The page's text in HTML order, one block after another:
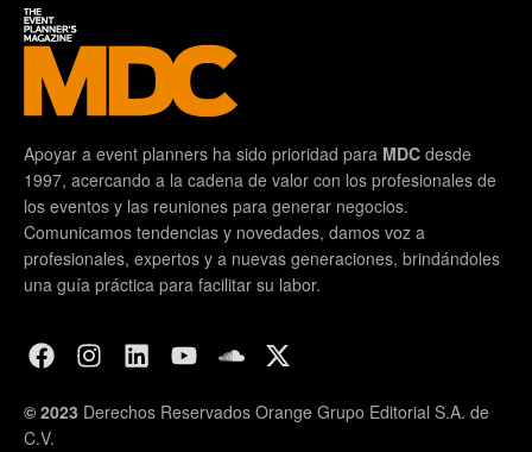
Apoyar a event planners ha sido prioridad para MDC desde
1997, acercando a la cadena de valor con los profesionales de
los eventos y las reuniones para generar negocios.
Comunicamos tendencias y novedades, damos voz a
profesionales, expertos y a nuevas generaciones, brindándoles
una guía práctica para facilitar su labor.
© 2023 Derechos Reservados Orange Grupo Editorial S.A. de
C.V.